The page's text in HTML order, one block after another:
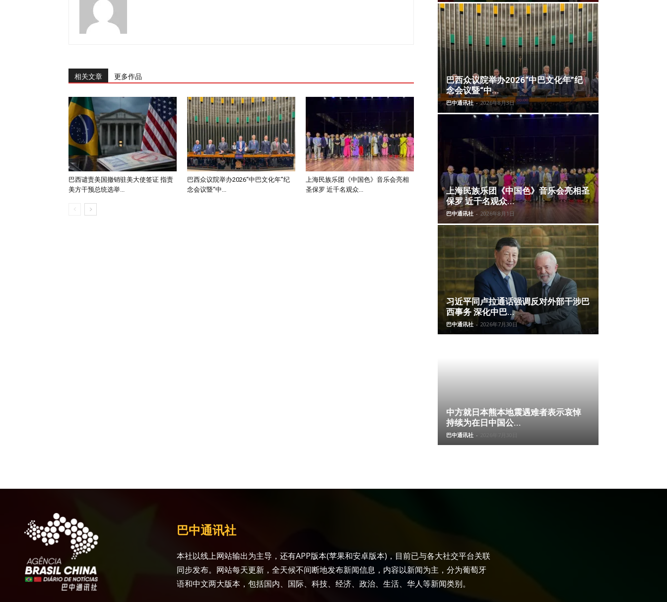
相关文章 更多作品
巴西谴责美国撤销驻美大使签证 指责
美方干预总统选举...
巴西众议院举办2026“中巴文化年”纪
念会议暨“中...
上海民族乐团《中国色》音乐会亮相
圣保罗 近千名观众...
巴西众议院举办2026“中巴文化年”纪
念会议暨“中...
巴中通讯社 - 2026年8月3日
上海民族乐团《中国色》音乐会亮相圣
保罗 近千名观众...
巴中通讯社 - 2026年8月1日
习近平同卢拉通话强调反对外部干涉巴
西事务 深化中巴...
巴中通讯社 - 2026年7月30日
中方就日本熊本地震遇难者表示哀悼
持续为在日中国公...
巴中通讯社 -
巴中通讯社
本社以线上网站输出为主导，还有APP版本(苹果和安卓版本)，目前已与各大社交平台关联
同步发布。网站每天更新，全天候不间断地发布新闻信息，内容以新闻为主，分为葡萄牙
语和中文两大版本，包括国内、国际、科技、经济、政治、生活、华人等新闻类别。